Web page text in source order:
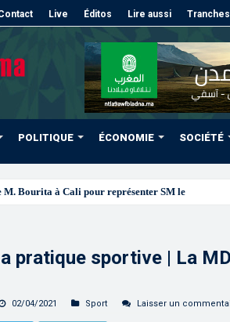
Live Éditos Lire aussi
POLITIQUE ÉCONOMIE SOCIÉTÉ
Bourita à Cali pour représenter SM le Roi à la
pratique sportive | La
02/04/2021 Sport Laisser un